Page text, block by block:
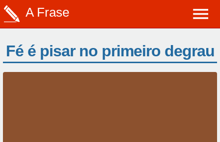
A Frase
Fé é pisar no primeiro degrau